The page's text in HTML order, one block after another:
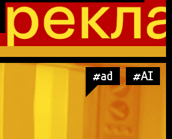
#ad #AI